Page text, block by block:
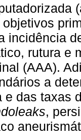
incidência
rutura e
(AAA).
a
e das taxas
,